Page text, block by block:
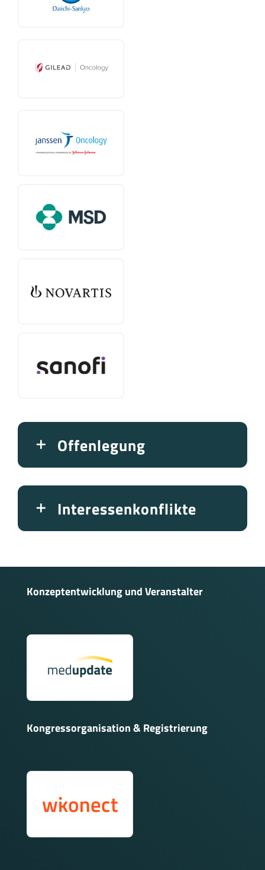
Offenlegung
Interessenkonflikte
Konzeptentwicklung und Veranstalter
Kongressorganisation & Registrierung